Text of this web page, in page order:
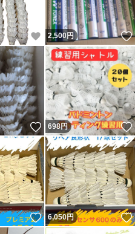
いいね！
2,500円
いいね！
698円
いいね！
6,050円